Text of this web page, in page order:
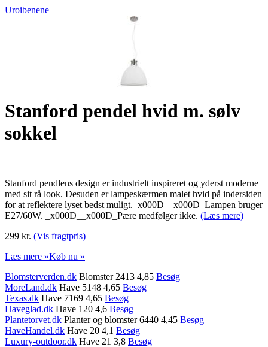
Uroibenene
Stanford pendel hvid m. sølv
sokkel
Stanford pendlens design er industrielt inspireret og yderst moderne
med sit rå look. Desuden er lampeskærmen malet hvid på indersiden
for at reflektere lyset bedst muligt._x000D__x000D_Lampen bruger
E27/60W. _x000D__x000D_Pære medfølger ikke. (Læs mere)
299 kr. (Vis fragtpris)
Læs mere »Køb nu »
Blomsterverden.dk Blomster 2413 4,85 Besøg
MoreLand.dk Have 5148 4,65 Besøg
Texas.dk Have 7169 4,65 Besøg
Haveglad.dk Have 120 4,6 Besøg
Plantetorvet.dk Planter og blomster 6440 4,45 Besøg
HaveHandel.dk Have 20 4,1 Besøg
Luxury-outdoor.dk Have 21 3,8 Besøg